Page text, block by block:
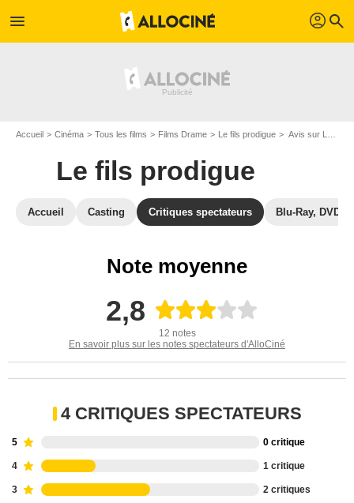
menu profil search
Accueil Cinéma Tous les films Films Drame Le fils prodigue Avis sur Le fils prodigue
Le fils prodigue
Accueil Casting Critiques spectateurs Blu-Ray, DVD
Note moyenne
2,8
12 notes
En savoir plus sur les notes spectateurs d'AlloCiné
4 CRITIQUES SPECTATEURS
5 0 critique
4 1 critique
3 2 critiques